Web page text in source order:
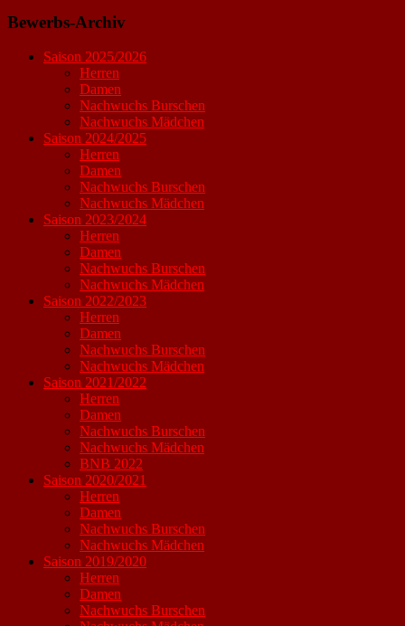
Bewerbs-Archiv
Saison 2025/2026
Herren
Damen
Nachwuchs Burschen
Nachwuchs Mädchen
Saison 2024/2025
Herren
Damen
Nachwuchs Burschen
Nachwuchs Mädchen
Saison 2023/2024
Herren
Damen
Nachwuchs Burschen
Nachwuchs Mädchen
Saison 2022/2023
Herren
Damen
Nachwuchs Burschen
Nachwuchs Mädchen
Saison 2021/2022
Herren
Damen
Nachwuchs Burschen
Nachwuchs Mädchen
BNB 2022
Saison 2020/2021
Herren
Damen
Nachwuchs Burschen
Nachwuchs Mädchen
Saison 2019/2020
Herren
Damen
Nachwuchs Burschen